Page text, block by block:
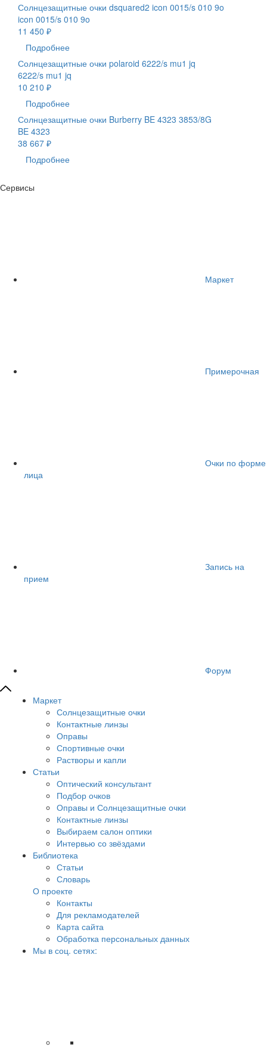
Солнцезащитные очки dsquared2 icon 0015/s 010 9o
icon 0015/s 010 9o
11 450 ₽
Подробнее
Солнцезащитные очки polaroid 6222/s mu1 jq
6222/s mu1 jq
10 210 ₽
Подробнее
Солнцезащитные очки Burberry BE 4323 3853/8G
BE 4323
38 667 ₽
Подробнее
Сервисы
Маркет
Примерочная
Очки по форме
лица
Запись на
прием
Форум
Маркет
Солнцезащитные очки
Контактные линзы
Оправы
Спортивные очки
Растворы и капли
Статьи
Оптический консультант
Подбор очков
Оправы и Солнцезащитные очки
Контактные линзы
Выбираем салон оптики
Интервью со звёздами
Библиотека
Статьи
Словарь
О проекте
Контакты
Для рекламодателей
Карта сайта
Обработка персональных данных
Мы в соц. сетях: